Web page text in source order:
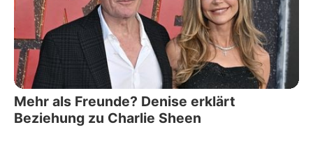
Mehr als Freunde? Denise erklärt
Beziehung zu Charlie Sheen